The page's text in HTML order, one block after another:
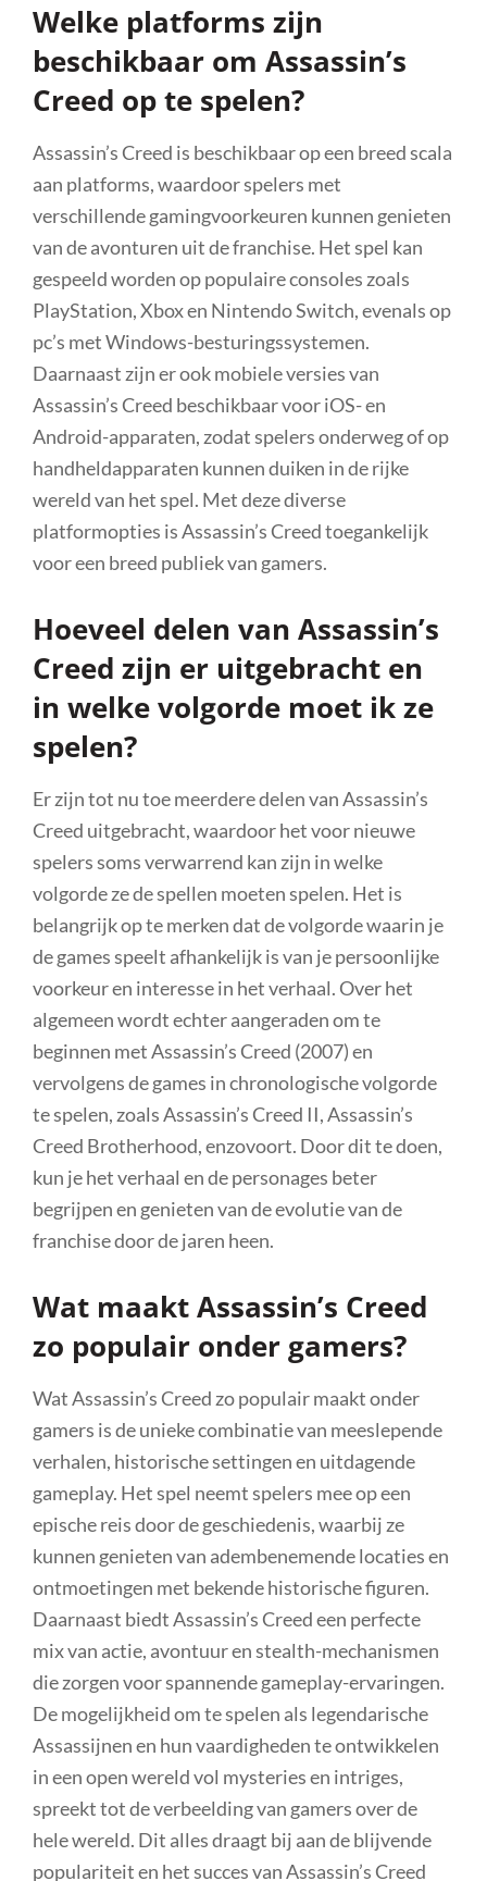
Welke platforms zijn
beschikbaar om Assassin’s
Creed op te spelen?
Assassin’s Creed is beschikbaar op een breed scala
aan platforms, waardoor spelers met
verschillende gamingvoorkeuren kunnen genieten
van de avonturen uit de franchise. Het spel kan
gespeeld worden op populaire consoles zoals
PlayStation, Xbox en Nintendo Switch, evenals op
pc’s met Windows-besturingssystemen.
Daarnaast zijn er ook mobiele versies van
Assassin’s Creed beschikbaar voor iOS- en
Android-apparaten, zodat spelers onderweg of op
handheldapparaten kunnen duiken in de rijke
wereld van het spel. Met deze diverse
platformopties is Assassin’s Creed toegankelijk
voor een breed publiek van gamers.
Hoeveel delen van Assassin’s
Creed zijn er uitgebracht en
in welke volgorde moet ik ze
spelen?
Er zijn tot nu toe meerdere delen van Assassin’s
Creed uitgebracht, waardoor het voor nieuwe
spelers soms verwarrend kan zijn in welke
volgorde ze de spellen moeten spelen. Het is
belangrijk op te merken dat de volgorde waarin je
de games speelt afhankelijk is van je persoonlijke
voorkeur en interesse in het verhaal. Over het
algemeen wordt echter aangeraden om te
beginnen met Assassin’s Creed (2007) en
vervolgens de games in chronologische volgorde
te spelen, zoals Assassin’s Creed II, Assassin’s
Creed Brotherhood, enzovoort. Door dit te doen,
kun je het verhaal en de personages beter
begrijpen en genieten van de evolutie van de
franchise door de jaren heen.
Wat maakt Assassin’s Creed
zo populair onder gamers?
Wat Assassin’s Creed zo populair maakt onder
gamers is de unieke combinatie van meeslepende
verhalen, historische settingen en uitdagende
gameplay. Het spel neemt spelers mee op een
epische reis door de geschiedenis, waarbij ze
kunnen genieten van adembenemende locaties en
ontmoetingen met bekende historische figuren.
Daarnaast biedt Assassin’s Creed een perfecte
mix van actie, avontuur en stealth-mechanismen
die zorgen voor spannende gameplay-ervaringen.
De mogelijkheid om te spelen als legendarische
Assassijnen en hun vaardigheden te ontwikkelen
in een open wereld vol mysteries en intriges,
spreekt tot de verbeelding van gamers over de
hele wereld. Dit alles draagt bij aan de blijvende
populariteit en het succes van Assassin’s Creed